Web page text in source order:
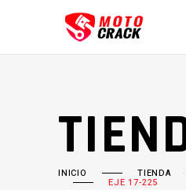
INICIO TIENDA
EJE 17-225